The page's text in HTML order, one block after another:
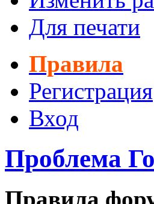
Для печати
Правила
Регистрация
Вход
Проблема
Правила